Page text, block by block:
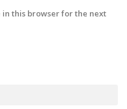
in this browser for the next